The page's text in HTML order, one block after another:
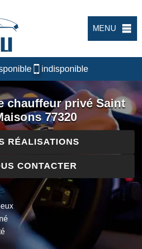
MENU
indisponible
chauffeur privé Saint
77320
RÉALISATIONS
CONTACTER